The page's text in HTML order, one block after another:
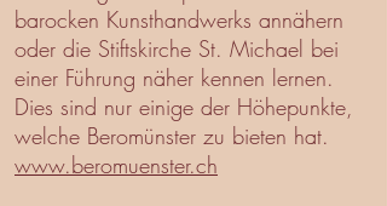
barocken Kunsthandwerks annähern
oder die Stiftskirche St. Michael bei
einer Führung näher kennen lernen.
Dies sind nur einige der Höhepunkte,
welche Beromünster zu bieten hat.
www.beromuenster.ch